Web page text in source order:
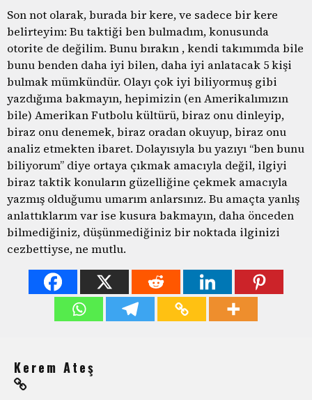
Son not olarak, burada bir kere, ve sadece bir kere
belirteyim: Bu taktiği ben bulmadım, konusunda
otorite de değilim. Bunu bırakın , kendi takımımda bile
bunu benden daha iyi bilen, daha iyi anlatacak 5 kişi
bulmak mümkündür. Olayı çok iyi biliyormuş gibi
yazdığıma bakmayın, hepimizin (en Amerikalımızın
bile) Amerikan Futbolu kültürü, biraz onu dinleyip,
biraz onu denemek, biraz oradan okuyup, biraz onu
analiz etmekten ibaret. Dolayısıyla bu yazıyı “ben bunu
biliyorum” diye ortaya çıkmak amacıyla değil, ilgiyi
biraz taktik konuların güzelliğine çekmek amacıyla
yazmış olduğumu umarım anlarsınız. Bu amaçta yanlış
anlattıklarım var ise kusura bakmayın, daha önceden
bilmediğiniz, düşünmediğiniz bir noktada ilginizi
cezbettiyse, ne mutlu.
Kerem Ateş